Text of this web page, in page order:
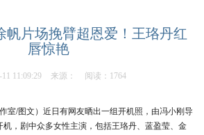
帆片场挽臂超恩爱！王珞丹红
唇惊艳
11:09:29 来源： 阅读：1764
室/图文）近日有网友晒出一组开机照，由冯小刚导
，剧中众多女性主演，包括王珞丹、蓝盈莹、金